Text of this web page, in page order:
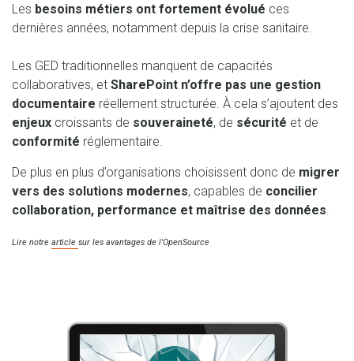
Les besoins métiers ont fortement évolué ces
dernières années, notamment depuis la crise sanitaire.
Les GED traditionnelles manquent de capacités
collaboratives, et SharePoint n’offre pas une gestion
documentaire réellement structurée. À cela s’ajoutent des
enjeux croissants de souveraineté, de sécurité et de
conformité réglementaire.
De plus en plus d’organisations choisissent donc de migrer
vers des solutions modernes, capables de concilier
collaboration, performance et maîtrise des données
Lire notre article sur les avantages de l'OpenSource